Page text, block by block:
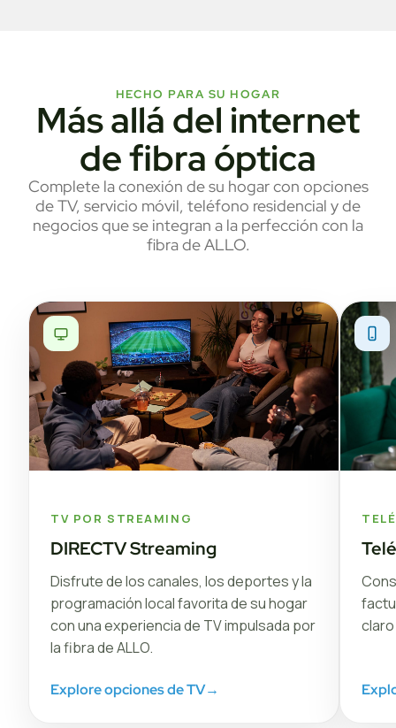
HECHO PARA SU HOGAR
Más allá del internet
de fibra óptica
Complete la conexión de su hogar con opciones
de TV, servicio móvil, teléfono residencial y de
negocios que se integran a la perfección con la
fibra de ALLO.
TV POR STREAMING
DIRECTV Streaming
Disfrute de los canales, los deportes y la
programación local favorita de su hogar
con una experiencia de TV impulsada por
la fibra de ALLO.
Explore opciones de TV→
claro